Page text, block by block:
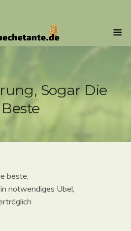
Sogar Die
Beste
beste,
notwendiges Übel,